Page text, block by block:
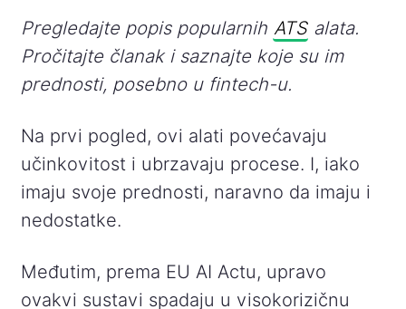
Pregledajte popis popularnih ATSalata.
Pročitajte članak i saznajte koje su im
prednosti, posebno u fintech-u.
Na prvi pogled, ovi alati povećavaju
učinkovitost i ubrzavaju procese. I, iako
imaju svoje prednosti, naravno da imaju i
nedostatke.
Međutim, prema EU AI Actu, upravo
ovakvi sustavi spadaju u visokorizičnu